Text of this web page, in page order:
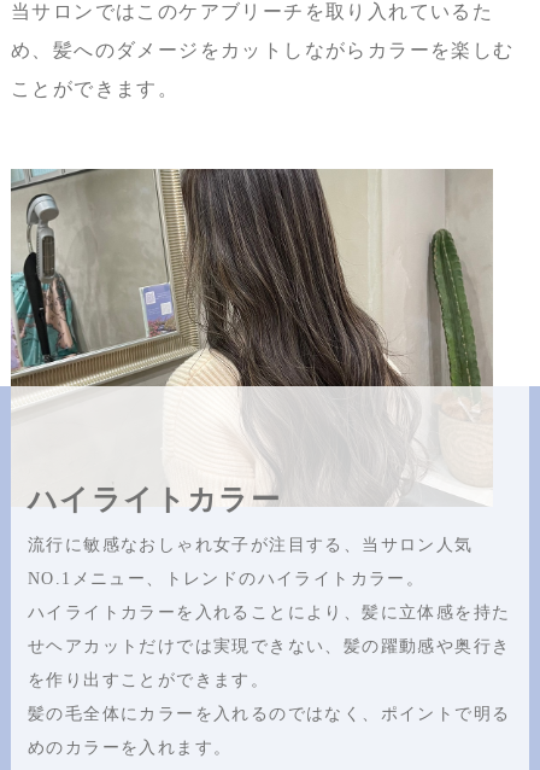
当サロンではこのケアブリーチを取り入れているた
め、髪へのダメージをカットしながらカラーを楽しむ
ことができます。
ハイライトカラー
流行に敏感なおしゃれ女子が注目する、当サロン人気
NO.1メニュー、トレンドのハイライトカラー。
ハイライトカラーを入れることにより、髪に立体感を持た
せヘアカットだけでは実現できない、髪の躍動感や奥行き
を作り出すことができます。
髪の毛全体にカラーを入れるのではなく、ポイントで明る
めのカラーを入れます。